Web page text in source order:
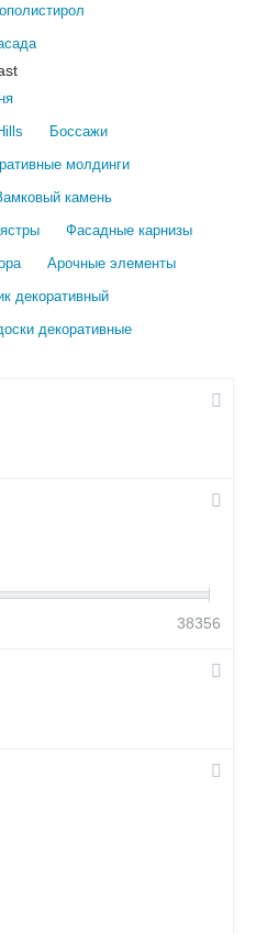
Боссажи
молдинги
камень
Фасадные карнизы
Арочные элементы
декоративный
декоративные
38356